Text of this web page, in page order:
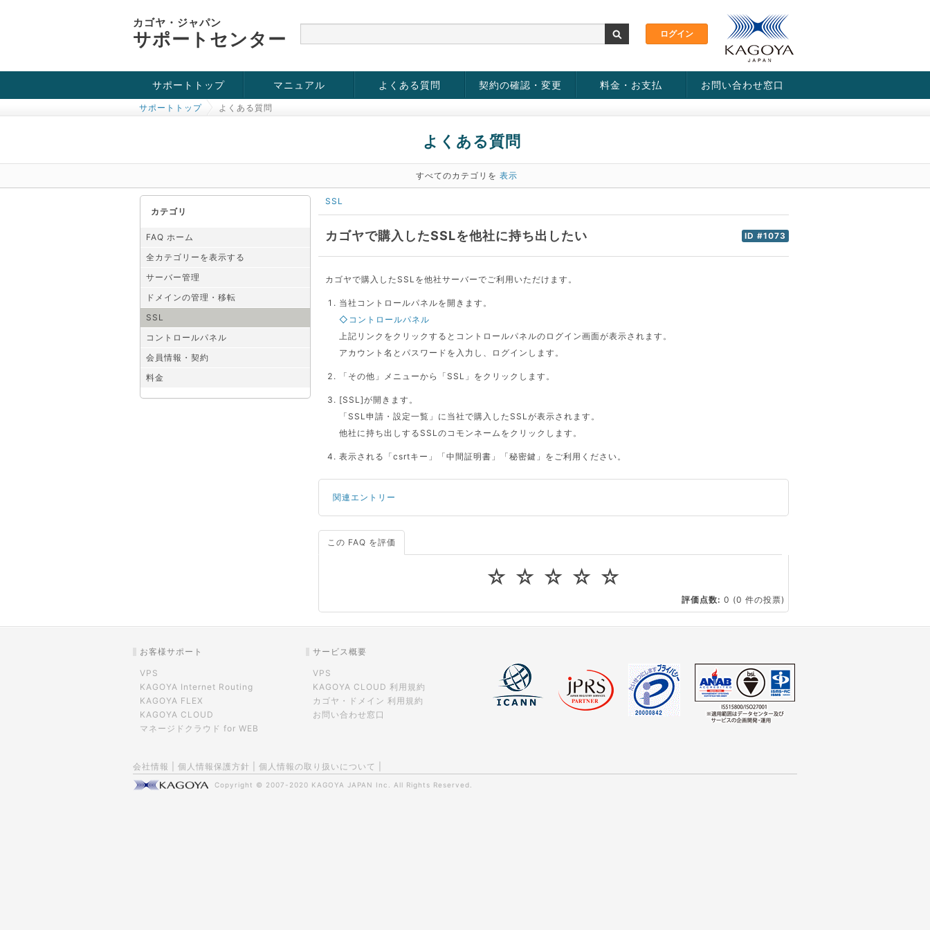
カゴヤ・ジャパン
サポートセンター
サポートトップ
お役立ち情報
チュートリアル
障害・メンテナンス情報
マニュアル よくある質問 契約の確認・変更 料金・お支払 お問い合わせ窓口
サポートトップ よくある質問
よくある質問
すべてのカテゴリを 表示
カテゴリ
FAQ ホーム
全カテゴリーを表示する
サーバー管理
ドメインの管理・移転
SSL
コントロールパネル
会員情報・契約
料金
SSL
ID #1073
カゴヤで購入したSSLを他社に持ち出したい
カゴヤで購入したSSLを他社サーバーでご利用いただけます。
当社コントロールパネルを開きます。
◇コントロールパネル
上記リンクをクリックするとコントロールパネルのログイン画面が表示されます。
アカウント名とパスワードを入力し、ログインします。
「その他」メニューから「SSL」をクリックします。
[SSL]が開きます。
「SSL申請・設定一覧」に当社で購入したSSLが表示されます。
他社に持ち出しするSSLのコモンネームをクリックします。
表示される「csrtキー」「中間証明書」「秘密鍵」をご利用ください。
関連エントリー
サーバーが重いので調査してほしい
CPUやメモリをアップグレードしたい
この FAQ を評価
☆
☆
☆
☆
☆
評価点数: 0 (0 件の投票)
お客様サポート
VPS
KAGOYA Internet Routing
KAGOYA FLEX
KAGOYA CLOUD
マネージドクラウド for WEB
サービス概要
VPS
KAGOYA CLOUD 利用規約
カゴヤ・ドメイン 利用規約
お問い合わせ窓口
会社情報 個人情報保護方針 個人情報の取り扱いについて
Copyright © 2007-2020 KAGOYA JAPAN Inc. All Rights Reserved.